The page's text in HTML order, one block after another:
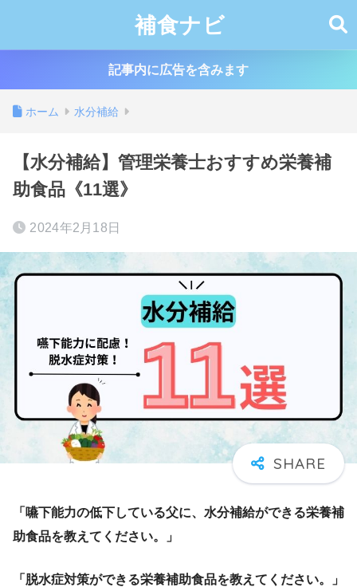
補食ナビ
記事内に広告を含みます
ホーム 水分補給
【水分補給】管理栄養士おすすめ栄養補
助食品《11選》
2024年2月18日
「嚥下能力の低下している父に、水分補給ができる栄養補
助食品を教えてください。」
「脱水症対策ができる栄養補助食品を教えてください。」